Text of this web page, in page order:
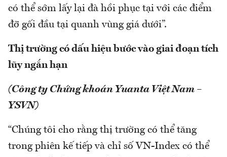
có thể sớm lấy lại đà hồi phục tại với các điểm
đỡ gối đầu tại quanh vùng giá dưới”.
Thị trường có dấu hiệu bước vào giai đoạn tích
lũy ngắn hạn
(Công ty Chứng khoán Yuanta Việt Nam –
YSVN)
“Chúng tôi cho rằng thị trường có thể tăng
trong phiên kế tiếp và chỉ số VN-Index có thể